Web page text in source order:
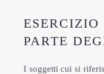
PARTE
I soggetti cui si